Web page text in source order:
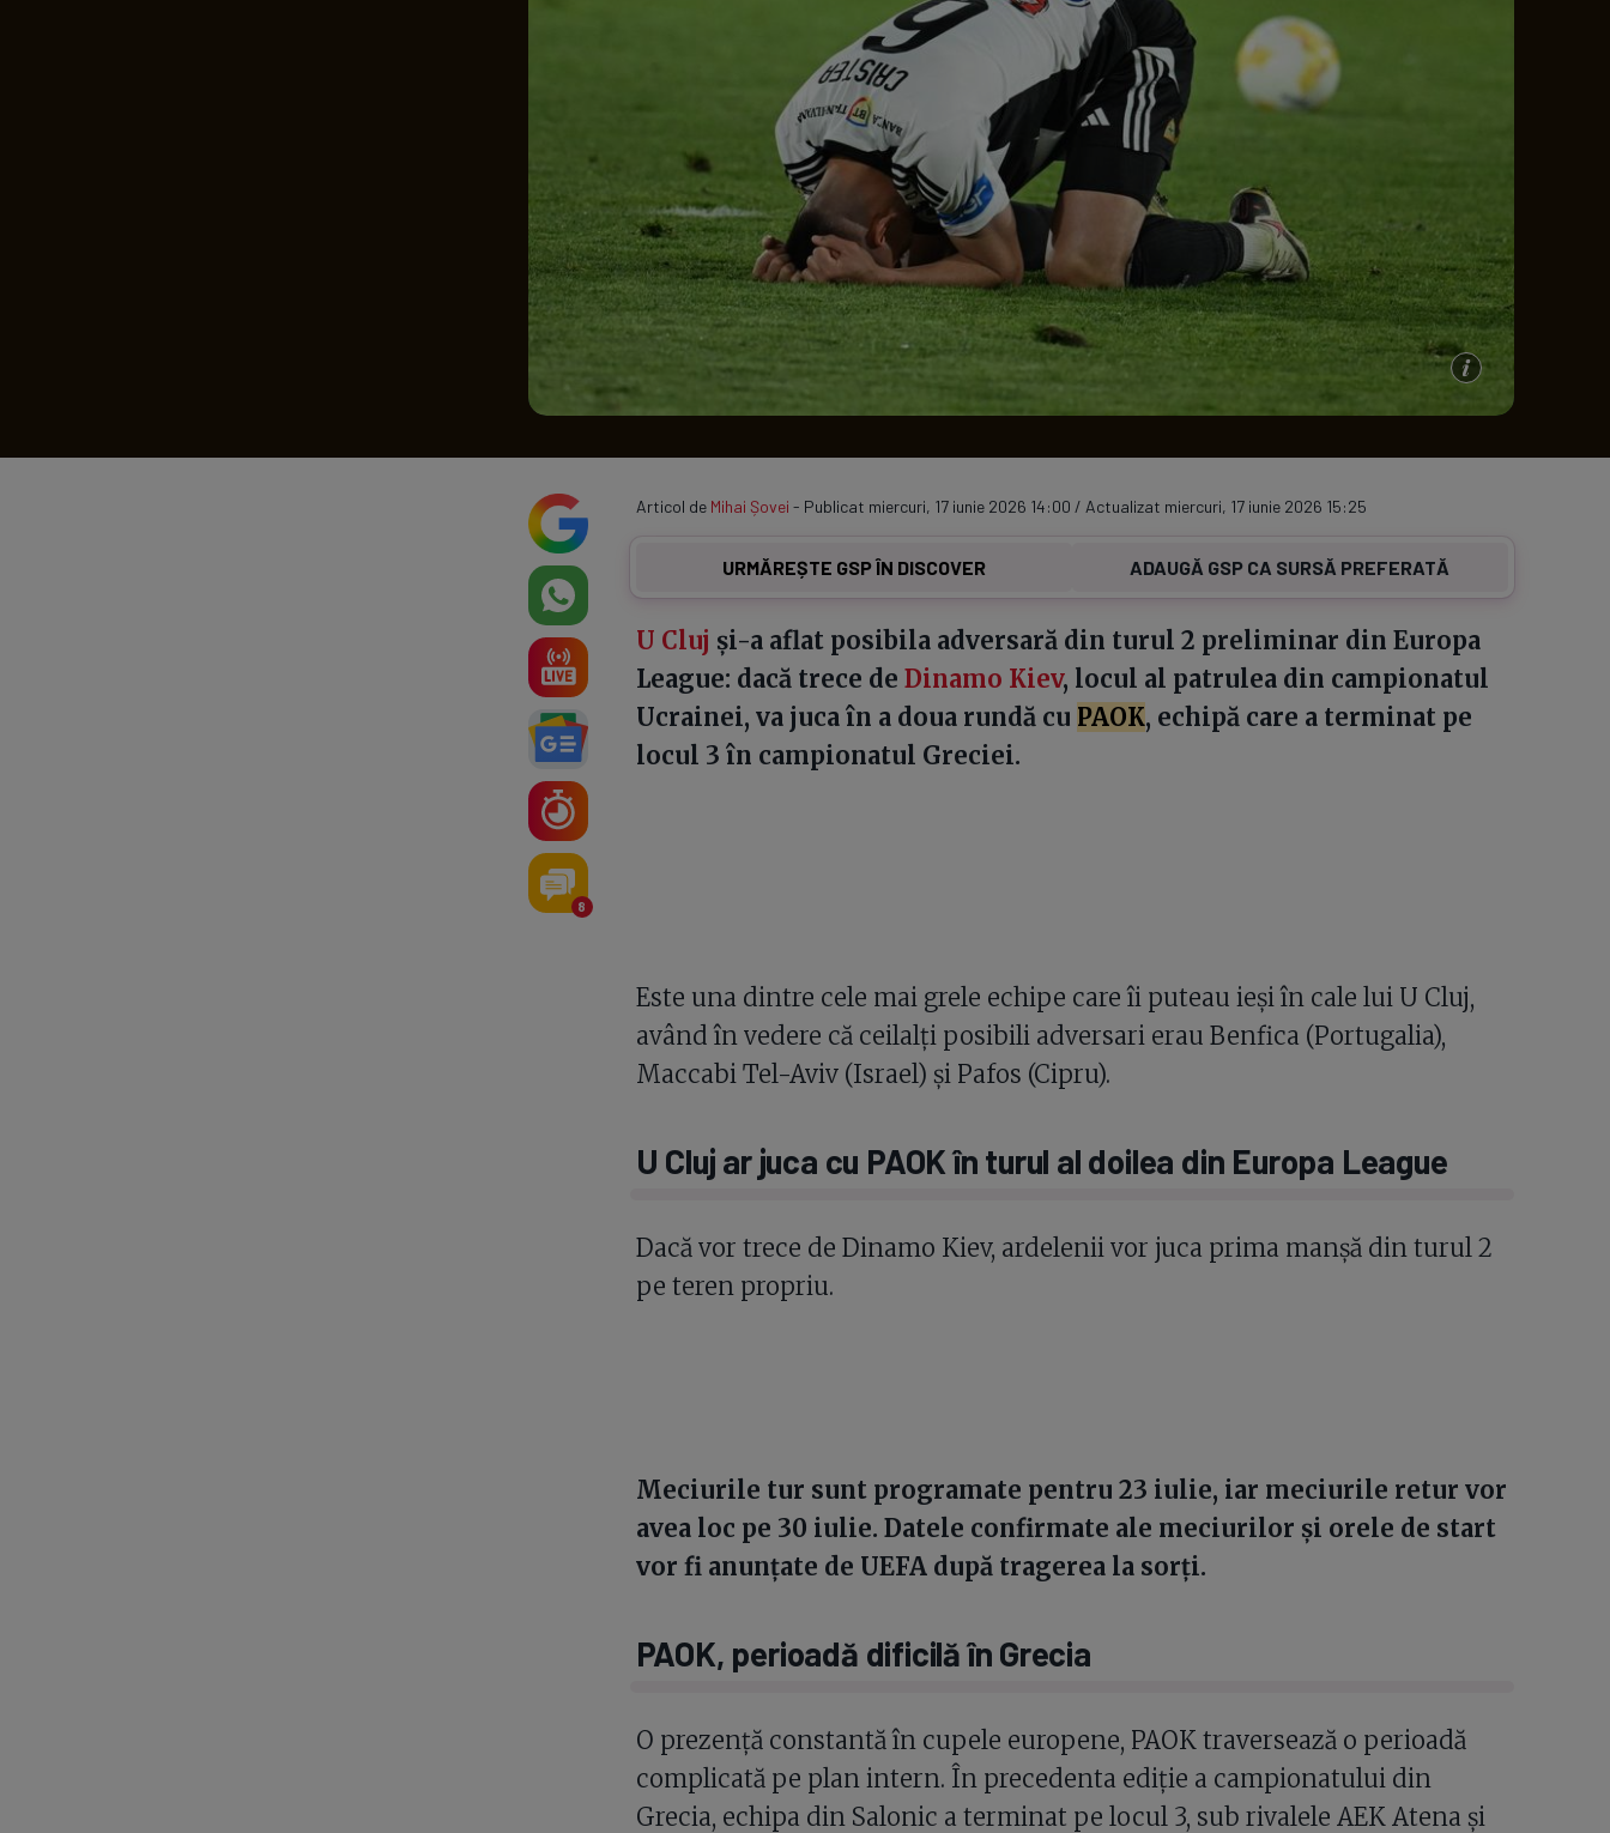
Serie A
Echipe Meciuri Clasament
Program TV
8
Articol de Mihai Șovei - Publicat miercuri, 17 iunie 2026 14:00 / Actualizat miercuri, 17 iunie 2026 15:25
URMĂREȘTE GSP ÎN DISCOVER ADAUGĂ GSP CA SURSĂ PREFERATĂ
U Cluj și-a aflat posibila adversară din turul 2 preliminar din Europa
League: dacă trece de Dinamo Kiev, locul al patrulea din campionatul
Ucrainei, va juca în a doua rundă cu PAOK, echipă care a terminat pe
locul 3 în campionatul Greciei.
Este una dintre cele mai grele echipe care îi puteau ieși în cale lui U Cluj,
având în vedere că ceilalți posibili adversari erau Benfica (Portugalia),
Maccabi Tel-Aviv (Israel) și Pafos (Cipru).
U Cluj ar juca cu PAOK în turul al doilea din Europa League
Dacă vor trece de Dinamo Kiev, ardelenii vor juca prima manșă din turul 2
pe teren propriu.
Meciurile tur sunt programate pentru 23 iulie, iar meciurile retur vor
avea loc pe 30 iulie. Datele confirmate ale meciurilor și orele de start
vor fi anunțate de UEFA după tragerea la sorți.
PAOK, perioadă dificilă în Grecia
O prezență constantă în cupele europene, PAOK traversează o perioadă
complicată pe plan intern. În precedenta ediție a campionatului din
Grecia, echipa din Salonic a terminat pe locul 3, sub rivalele AEK Atena și